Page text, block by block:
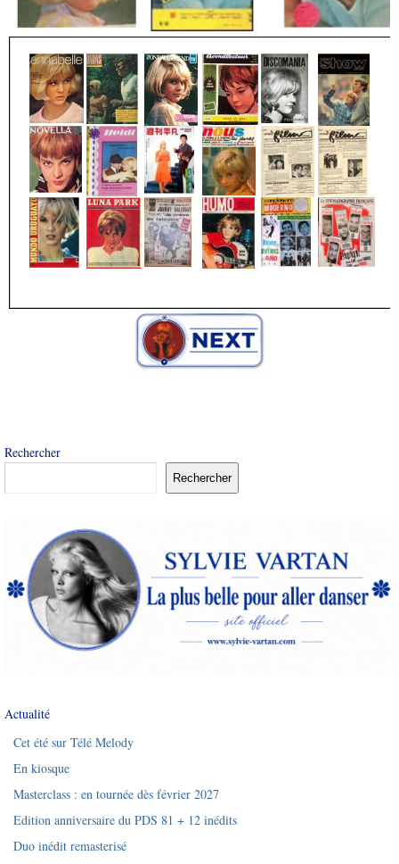
Rechercher
Rechercher
Actualité
Cet été sur Télé Melody
En kiosque
Masterclass : en tournée dès février 2027
Edition anniversaire du PDS 81 + 12 inédits
Duo inédit remasterisé